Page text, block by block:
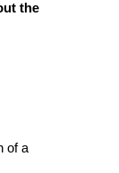
the
of a